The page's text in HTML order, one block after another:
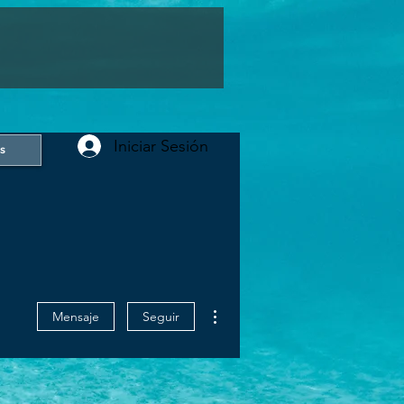
Iniciar Sesión
Mensaje Seguir